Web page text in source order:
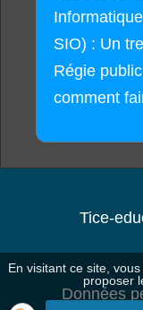
SIO) : Un
Régie
comment
Tice-
Données
En visitant ce site,
proposer